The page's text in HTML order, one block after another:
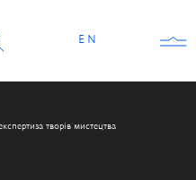
EN
творів мистецтва